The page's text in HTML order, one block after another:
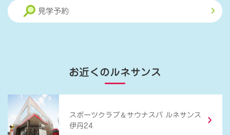
見学予約
お近くのルネサンス
スポーツクラブ ＆ サウナスパ ルネサンス
伊丹24